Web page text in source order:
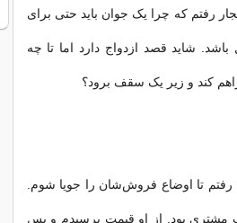
رفتم که چرا یک جوان باید حتی برای
شاید قصد ازدواج دارد اما تا چه
کند و زیر یک سقف برود؟
تا اوضاع فروش‌شان را جویا شوم.
بود. از او قیمت پرسیدم و پس